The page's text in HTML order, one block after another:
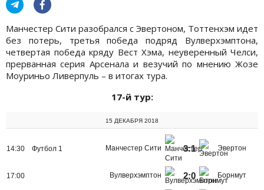
Манчестер Сити разобрался с Эвертоном, Тоттенхэм идет
без потерь, третья победа подряд Вулверхэмптона,
четвертая победа кряду Вест Хэма, неуверенный Челси,
прерванная серия Арсенала и везучий по мнению Жозе
Моуриньо Ливерпуль – в итогах тура.
17-й тур:
15 ДЕКАБРЯ 2018
14:30 Футбол 1 Манчестер Сити 3:1 Эвертон
17:00 Вулверхэмптон 2:0 Борнмут